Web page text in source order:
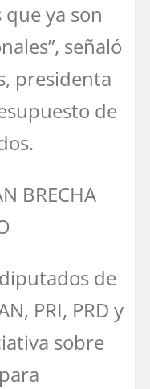
ya son
señaló
presidenta
de
BRECHA
de
PRI, PRD y
sobre